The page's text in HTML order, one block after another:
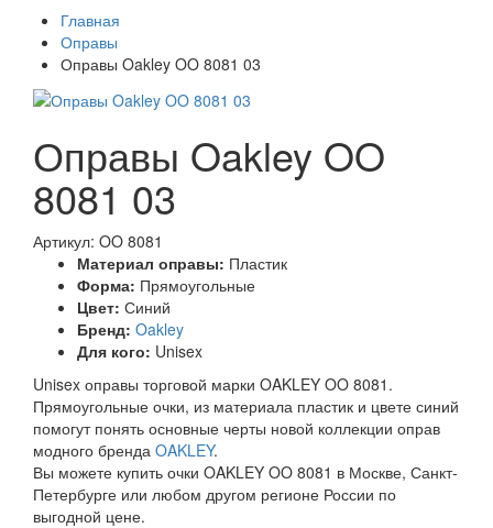
Главная
Оправы
Оправы Oakley OO 8081 03
Оправы Oakley OO
8081 03
Артикул: OO 8081
Материал оправы: Пластик
Форма: Прямоугольные
Цвет: Синий
Бренд: Oakley
Для кого: Unisex
Unisex оправы торговой марки OAKLEY OO 8081.
Прямоугольные очки, из материала пластик и цвете синий
помогут понять основные черты новой коллекции оправ
модного бренда OAKLEY.
Вы можете купить очки OAKLEY OO 8081 в Москве, Санкт-
Петербурге или любом другом регионе России по
выгодной цене.